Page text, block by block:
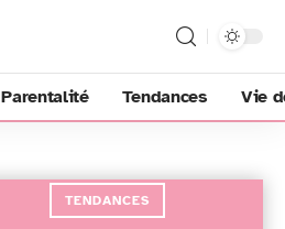
Parentalité Tendances Vie
TENDANCES